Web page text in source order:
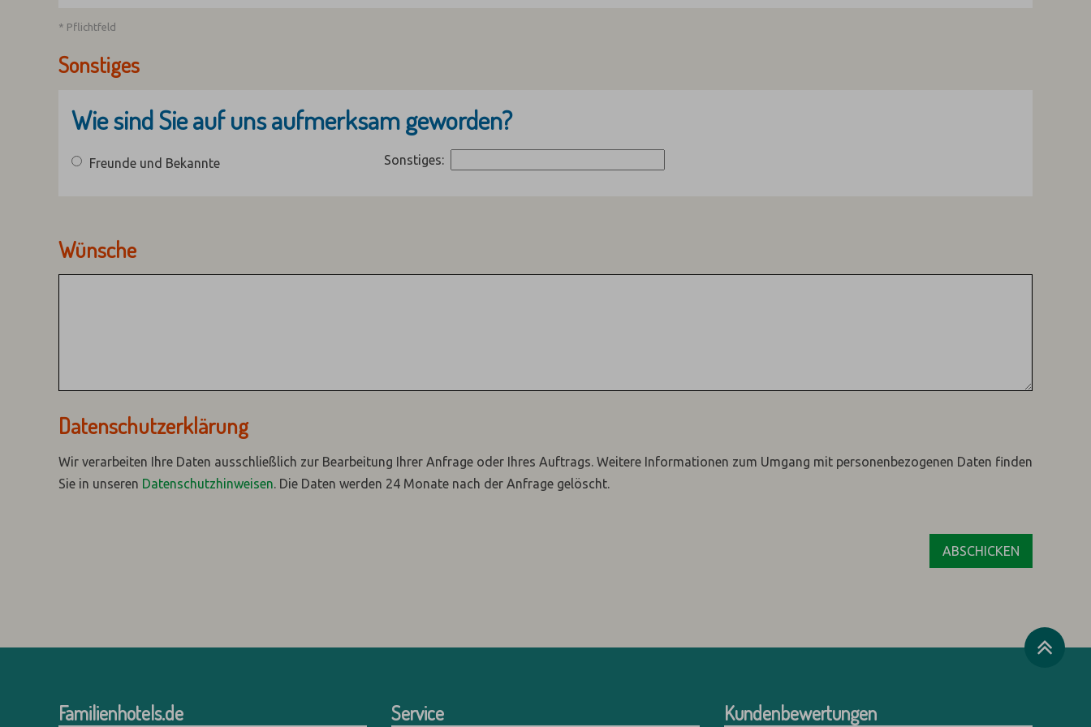
* Pflichtfeld
Sonstiges
Wie sind Sie auf uns aufmerksam geworden?
Freunde und Bekannte Sonstiges:
Wünsche
Datenschutzerklärung
Wir verarbeiten Ihre Daten ausschließlich zur Bearbeitung Ihrer Anfrage oder Ihres Auftrags. Weitere Informationen zum Umgang mit personenbezogenen Daten finden
Sie in unseren Datenschutzhinweisen. Die Daten werden 24 Monate nach der Anfrage gelöscht.
Familienhotels.de Service Kundenbewertungen